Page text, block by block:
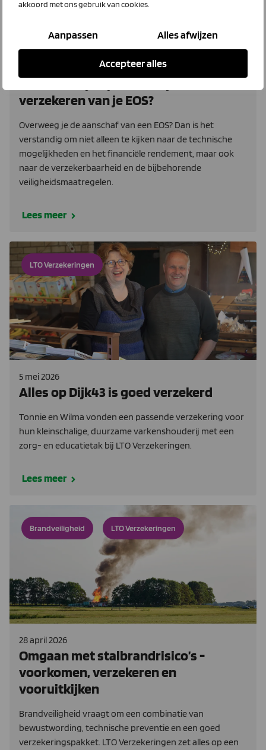
akkoord met ons gebruik van cookies.
Aanpassen Alles afwijzen
Accepteer alles
Waar moet je op letten bij het
verzekeren van je EOS?
Overweeg je de aanschaf van een EOS? Dan is het
verstandig om niet alleen te kijken naar de technische
mogelijkheden en het financiële rendement, maar ook
naar de verzekerbaarheid en de bijbehorende
veiligheidsmaatregelen.
Lees meer
LTO Verzekeringen
5 mei 2026
Alles op Dijk43 is goed verzekerd
Tonnie en Wilma vonden een passende verzekering voor
hun kleinschalige, duurzame varkenshouderij met een
zorg- en educatietak bij LTO Verzekeringen.
Lees meer
Brandveiligheid LTO Verzekeringen
28 april 2026
Omgaan met stalbrandrisico’s -
voorkomen, verzekeren en
vooruitkijken
Brandveiligheid vraagt om een combinatie van
bewustwording, technische preventie en een goed
verzekeringspakket. LTO Verzekeringen zet alles op een